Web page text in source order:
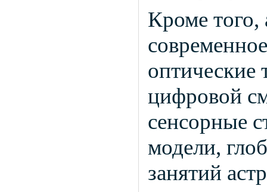
Кроме того,
оптические
цифровой
сенсорные
модели,
занятий